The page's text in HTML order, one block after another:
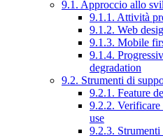
9.1. Approccio allo
9.1.1. Attività
9.1.2. Web
9.1.3. Mobile
9.1.4.
degradation
9.2. Strumenti di
9.2.1. Feature
9.2.2.
use
9.2.3. Strumenti